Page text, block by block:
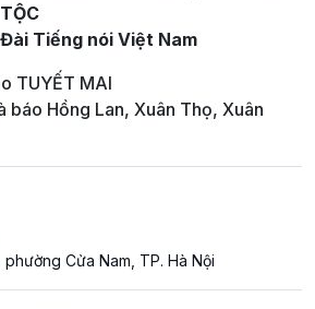
TỘC
Đài Tiếng nói Việt Nam
TUYẾT MAI
báo Hồng Lan, Xuân Thọ, Xuân
Cửa Nam, TP. Hà Nội